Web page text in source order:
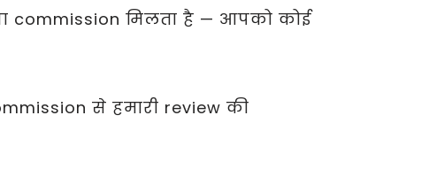
मिलता है — आपको कोई
से हमारी review की